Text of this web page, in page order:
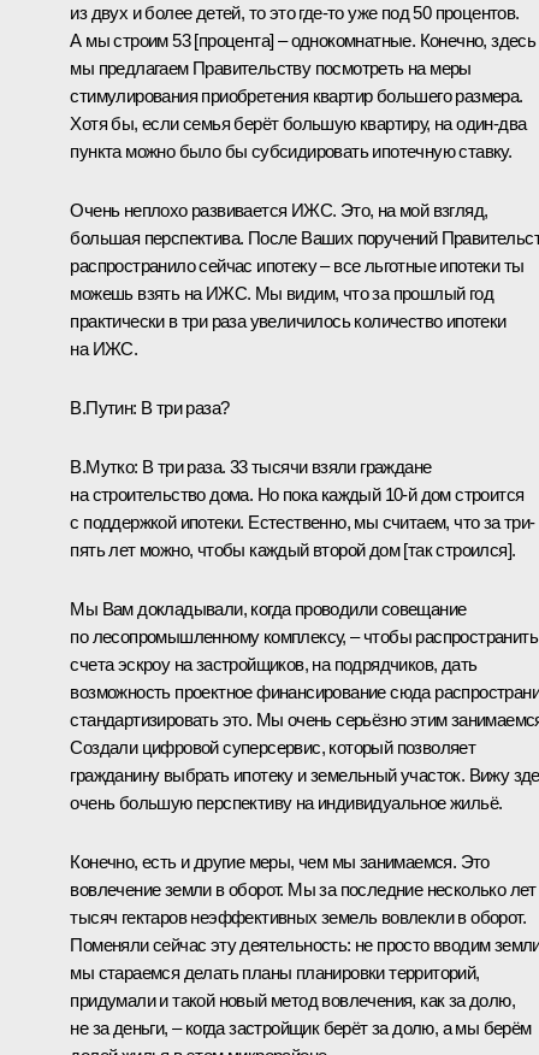
из двух и более детей, то это где-то уже под 50 процентов.
А мы строим 53 [процента] – однокомнатные. Конечно, здесь
мы предлагаем Правительству посмотреть на меры
стимулирования приобретения квартир большего размера.
Хотя бы, если семья берёт большую квартиру, на один-два
пункта можно было бы субсидировать ипотечную ставку.
Очень неплохо развивается ИЖС. Это, на мой взгляд,
большая перспектива. После Ваших поручений
распространило сейчас ипотеку – все льготные ипотеки ты
можешь взять на ИЖС. Мы видим, что за прошлый год
практически в три раза увеличилось количество ипотеки
на ИЖС.
В.Путин: В три раза?
В.Мутко: В три раза. 33 тысячи взяли граждане
на строительство дома. Но пока каждый 10-й дом строится
с поддержкой ипотеки. Естественно, мы считаем, что за три-
пять лет можно, чтобы каждый второй дом [так строился].
Мы Вам докладывали, когда проводили совещание
по лесопромышленному комплексу, – чтобы распространить
счета эскроу на застройщиков, на подрядчиков, дать
возможность проектное финансирование сюда
стандартизировать это. Мы очень серьёзно этим
Создали цифровой суперсервис, который позволяет
гражданину выбрать ипотеку и земельный участок. Вижу
очень большую перспективу на индивидуальное жильё.
Конечно, есть и другие меры, чем мы занимаемся. Это
вовлечение земли в оборот. Мы за последние несколько
тысяч гектаров неэффективных земель вовлекли в оборот.
Поменяли сейчас эту деятельность: не просто вводим
мы стараемся делать планы планировки территорий,
придумали и такой новый метод вовлечения, как за долю,
не за деньги, – когда застройщик берёт за долю, а мы берём